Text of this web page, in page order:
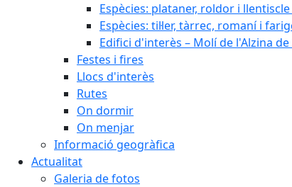
Espècies: plataner, roldor i
Espècies: til·ler, tàrrec, romaní i
Edifici d'interès – Molí de l'Alzina de
Festes i fires
Llocs d'interès
Rutes
On dormir
On menjar
Informació geogràfica
Actualitat
Galeria de fotos